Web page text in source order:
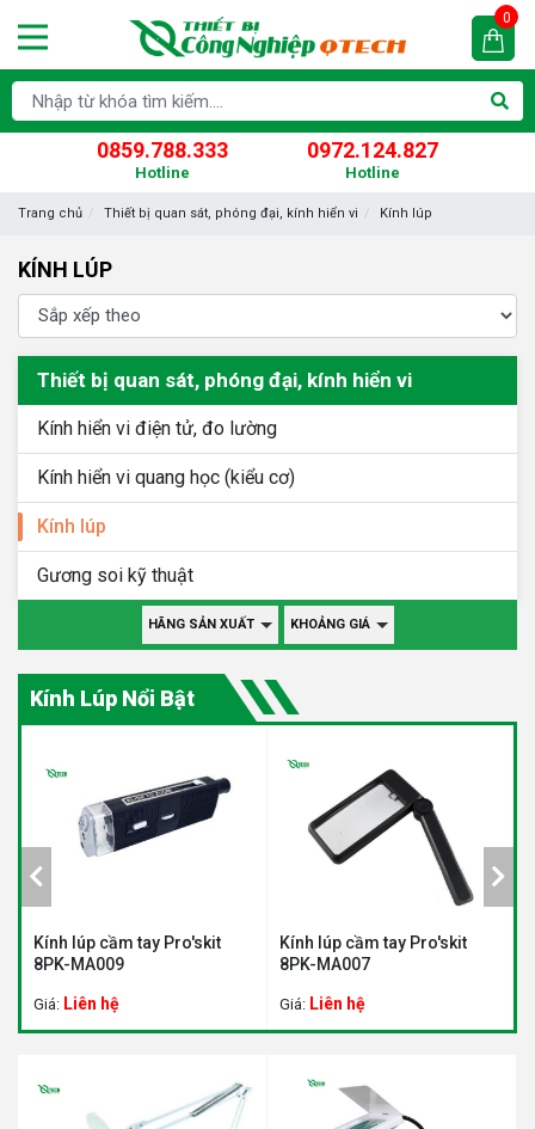
0859.788.333
Hotline
0972.124.827
Hotline
0
Trang chủ Thiết bị quan sát, phóng đại, kính hiển vi Kính lúp
KÍNH LÚP
Kính Lúp Nổi Bật
Kính lúp cầm tay Pro'skit
8PK-MA009
Giá: Liên hệ
Kính lúp cầm tay Pro'skit
8PK-MA007
Giá: Liên hệ
Thiết bị quan sát, phóng đại, kính hiển vi
Kính hiển vi điện tử, đo lường
Kính hiển vi quang học (kiểu cơ)
Kính lúp
Gương soi kỹ thuật
HÃNG SẢN XUẤT KHOẢNG GIÁ